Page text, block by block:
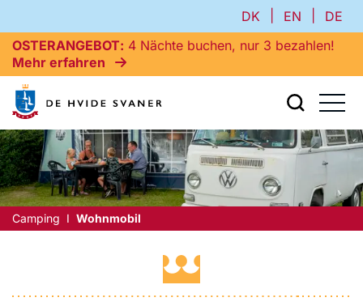
DK EN
DE
OSTERANGEBOT 4 Nächte buchen, nur 3 bezahlen!
Mehr erfahren
Camping Wohnmobil